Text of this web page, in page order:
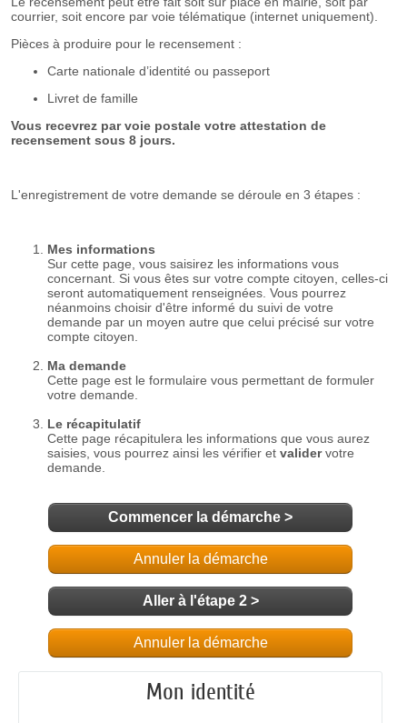
Commencer la démarche >
Annuler la démarche
Aller à l'étape 2 >
Annuler la démarche
Mon identité